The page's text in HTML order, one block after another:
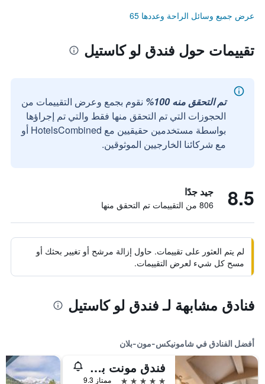
عرض جميع وسائل الراحة وعددها 65
تقييمات حول فندق لو كاستيل
تم التحقق منه 100%
نقوم بجمع وعرض التقييمات من
الحجوزات التي تم التحقق منها فقط والتي تم إجراؤها
بواسطة مستخدمين حقيقيين مع HotelsCombined أو
مع شركائنا الخارجيين الموثوقين.
8.5 جيد جدًا
806 من التقييمات تم التحقق منها
لم يتم العثور على تقييمات. حاول إزالة مرشح أو تغيير بحثك أو
مسح كل شيء لعرض التقييمات.
فنادق مشابهة لـ فندق لو كاستيل
أفضل الفنادق في شامونيكس-مون-بلان
فندق مونت بلانك شاموني
5 نجوم ممتاز 9.3